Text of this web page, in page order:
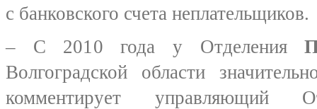
с банковского счета неплательщиков.
– С 2010 года у Отделения
Волгоградской области
комментирует